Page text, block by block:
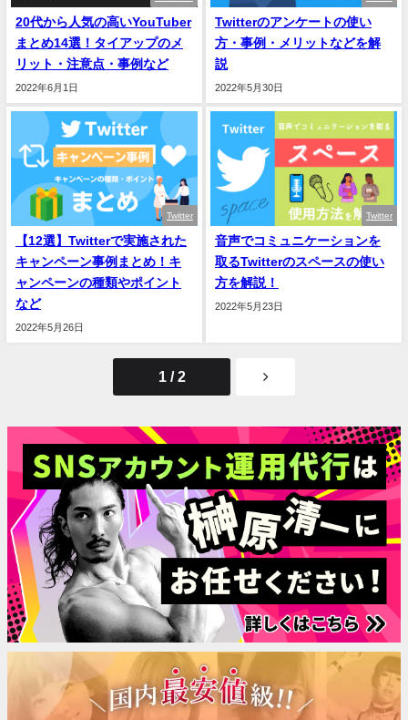
20代から人気の高いYouTuber
まとめ14選！タイアップのメ
リット・注意点・事例など
2022年6月1日
Twitterのアンケートの使い
方・事例・メリットなどを解
説
2022年5月30日
Twitter
【12選】Twitterで実施された
キャンペーン事例まとめ！キ
ャンペーンの種類やポイント
など
2022年5月26日
Twitter
音声でコミュニケーションを
取るTwitterのスペースの使い
方を解説！
2022年5月23日
1 / 2